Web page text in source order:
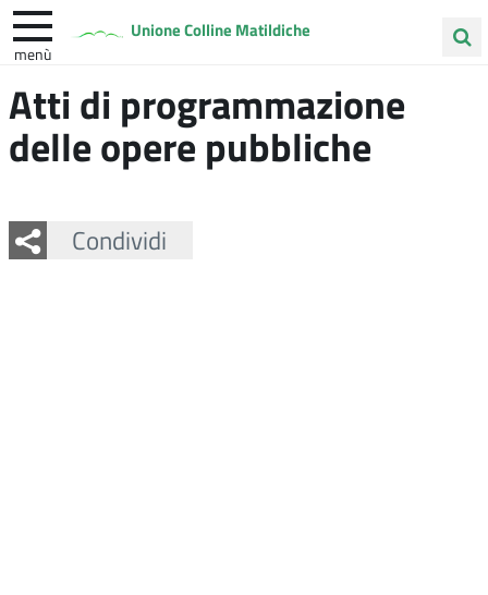
Unione Colline Matildiche
menù
nel
sito
Albinea Vezzano sul Crostolo
Atti di programmazione
delle opere pubbliche
Condividi
Facebook
Twitter
Whatsapp